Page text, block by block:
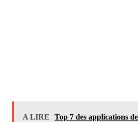
A LIRE
Top 7 des applications